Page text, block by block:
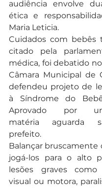
audiência envolve
ética e
Maria Leticia.
Cuidados com bebês
citado pela
médica, foi debatido
Câmara Municipal de
defendeu projeto de
à Síndrome do
Aprovado por
matéria aguarda
prefeito.
Balançar bruscamente
jogá-los para o alto
lesões graves como
visual ou motora,